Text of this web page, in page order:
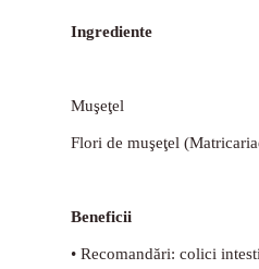
Ingrediente
Muşeţel
Flori de muşeţel
Beneficii
• Recomandări: colici